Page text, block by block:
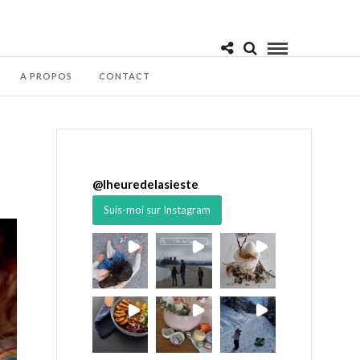
A PROPOS CONTACT
@lheuredelasieste
Suis-moi sur Instagram